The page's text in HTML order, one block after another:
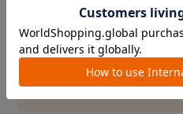
キーワード